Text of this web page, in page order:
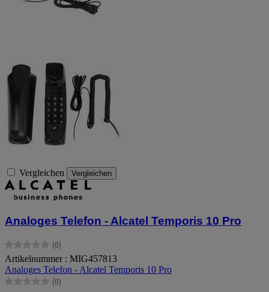
Vergleichen Vergleichen
Analoges Telefon - Alcatel Temporis 10 Pro
(0)
0.0
von
5
Sternen.
Artikelnummer : MIG457813
Analoges Telefon - Alcatel Temporis 10 Pro
(0)
0.0